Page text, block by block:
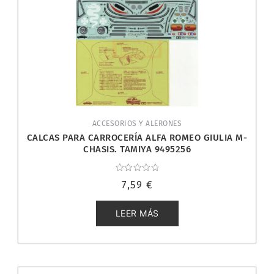
ACCESORIOS Y ALERONES
CALCAS PARA CARROCERÍA ALFA ROMEO GIULIA M-
CHASIS. TAMIYA 9495256
con
de
5
7,59 €
LEER MÁS